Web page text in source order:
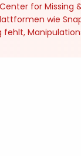
for Missing
wie
fehlt,